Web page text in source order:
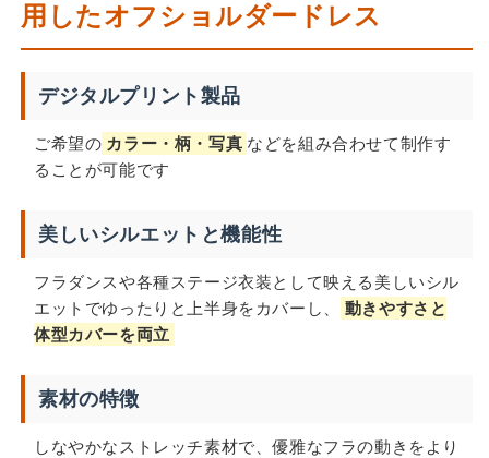
用したオフショルダードレス
デジタルプリント製品
ご希望の カラー・柄・写真 などを組み合わせて制作す
ることが可能です
美しいシルエットと機能性
フラダンスや各種ステージ衣装として映える美しいシル
エットでゆったりと上半身をカバーし、
動きやすさと
体型カバーを両立
素材の特徴
しなやかなストレッチ素材で、優雅なフラの動きをより